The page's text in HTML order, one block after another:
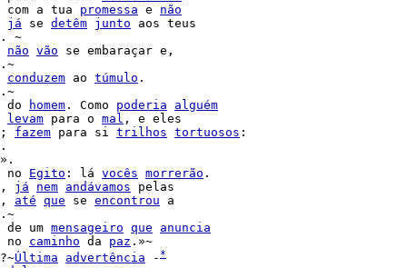
com a tua promessa e não
já se detêm junto aos teus
. ~
não vão se embaraçar e,
.~
conduzem ao túmulo .
.~
do homem . Como poderia
alguém
levam para o mal , e eles
; fazem para si trilhos tortuosos
.
».
no Egito : lá vocês morrerão .
, já nem andávamos pelas
, até que se encontrou a
.~
de um mensageiro que
anuncia
no caminho da paz .»~
?~Última advertência - *